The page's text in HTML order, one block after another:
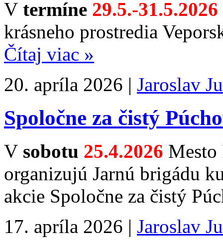
V termíne 29.5.-31.5.2026
krásneho prostredia
Čítaj viac »
20. apríla 2026 | Jaroslav
Spoločne za čistý
V sobotu 25.4.2026 Mesto
organizujú Jarnú brigádu
akcie Spoločne za čistý
17. apríla 2026 | Jaroslav